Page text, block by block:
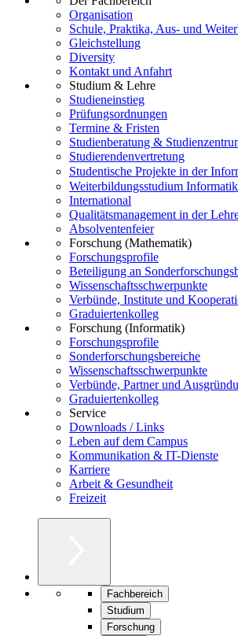
Organisation
Schule, Praktika, Aus- und
Gleichstellung
Diversity
Kontakt und Anfahrt
Studium & Lehre
Studieneinstieg
Prüfungsordnungen
Termine & Fristen
Studienberatung &
Studierendenvertretung
Studentische Projekte in der
Weiterbildungsstudium
International
Qualitätsmanagement in der
Absolventenfeier
Forschung (Mathematik)
Forschungsprofile
Beteiligung an
Wissenschaftsschwerpunkte
Verbünde, Institute und
Graduiertenkolleg
Forschung (Informatik)
Forschungsprofile
Sonderforschungsbereiche
Wissenschaftsschwerpunkte
Verbünde, Partner und
Graduiertenkolleg
Service
Downloads / Links
Leben auf dem Campus
Kommunikation & IT-Dienste
Karriere
Arbeit & Gesundheit
Freizeit
Fachbereich
Studium
Forschung